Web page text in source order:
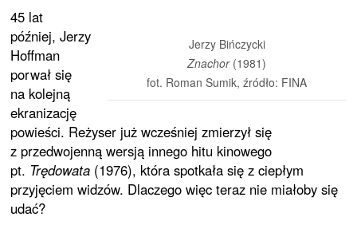
Jerzy Bińczycki
Znachor(1981)
fot. Roman Sumik, źródło: FINA
45 lat
później, Jerzy
Hoffman
porwał się
na kolejną
ekranizację
powieści. Reżyser już wcześniej zmierzył się
z przedwojenną wersją innego hitu kinowego
pt. Trędowata (1976), która spotkała się z ciepłym
przyjęciem widzów. Dlaczego więc teraz nie miałoby się
udać?